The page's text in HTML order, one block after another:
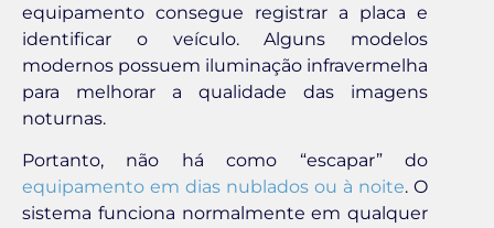
equipamento consegue registrar a placa e
identificar o veículo. Alguns modelos
modernos possuem iluminação infravermelha
para melhorar a qualidade das imagens
noturnas.
Portanto, não há como “escapar” do
equipamento em dias nublados ou à noite. O
sistema funciona normalmente em qualquer